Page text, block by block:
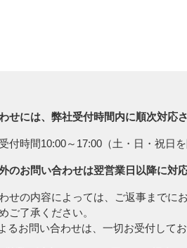
せには、弊社受付時間内に順次対応
付時間10:00～17:00（土・日・祝日
のお問い合わせは翌営業日以降に対
せの内容によっては、ご返事までに
ご了承ください。
るお問い合わせは、一切お受付して